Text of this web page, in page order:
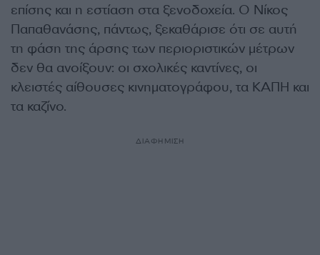
επίσης και η εστίαση στα ξενοδοχεία. Ο Νίκος
Παπαθανάσης, πάντως, ξεκαθάρισε ότι σε αυτή
τη φάση της άρσης των περιοριστικών μέτρων
δεν θα ανοίξουν: οι σχολικές καντίνες, οι
κλειστές αίθουσες κινηματογράφου, τα ΚΑΠΗ και
τα καζίνο.
ΔΙΑΦΗΜΙΣΗ